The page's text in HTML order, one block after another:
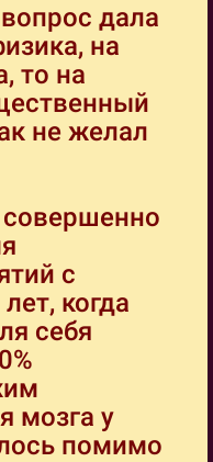
дала
на
то на
не желал
с
когда
себя
мозга у
помимо